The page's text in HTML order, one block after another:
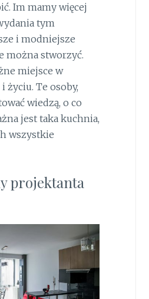
Im mamy więcej
tym
i modniejsze
można stworzyć.
miejsce w
życiu. Te osoby,
wiedzą, o co
jest taka kuchnia,
wszystkie
projektanta